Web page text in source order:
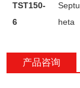
TST150-
6
heta
产品咨询